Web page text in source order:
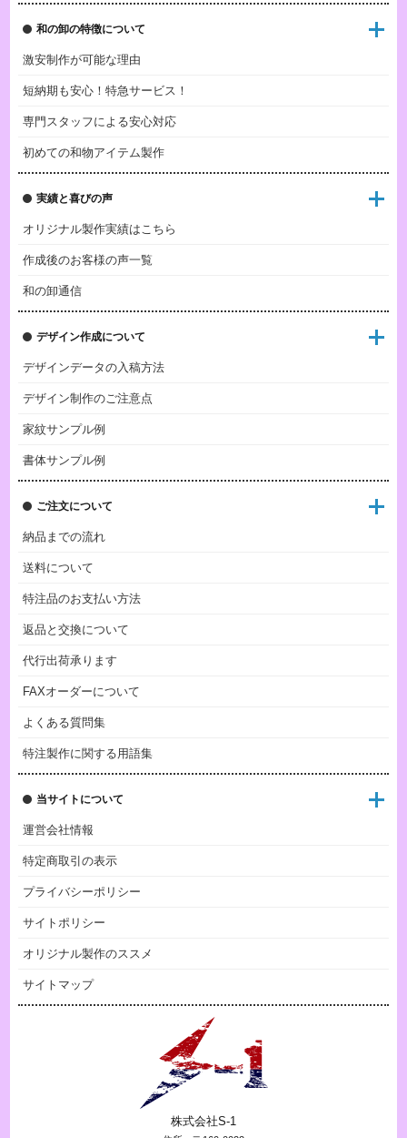
和の卸の特徴について
激安制作が可能な理由
短納期も安心！特急サービス！
専門スタッフによる安心対応
初めての和物アイテム製作
実績と喜びの声
オリジナル製作実績はこちら
作成後のお客様の声一覧
和の卸通信
デザイン作成について
デザインデータの入稿方法
デザイン制作のご注意点
家紋サンプル例
書体サンプル例
ご注文について
納品までの流れ
送料について
特注品のお支払い方法
返品と交換について
代行出荷承ります
FAXオーダーについて
よくある質問集
特注製作に関する用語集
当サイトについて
運営会社情報
特定商取引の表示
プライバシーポリシー
サイトポリシー
オリジナル製作のススメ
サイトマップ
株式会社S-1